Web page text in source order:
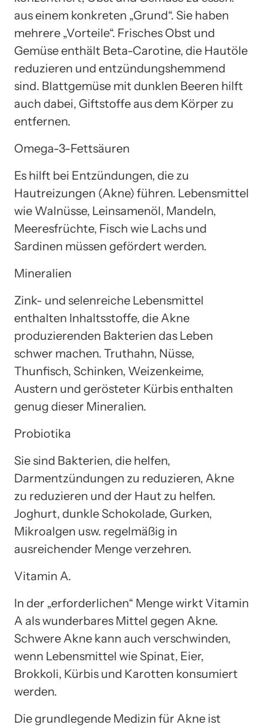
aus einem konkreten „Grund“. Sie haben
mehrere „Vorteile“. Frisches Obst und
Gemüse enthält Beta-Carotine, die Hautöle
reduzieren und entzündungshemmend
sind. Blattgemüse mit dunklen Beeren hilft
auch dabei, Giftstoffe aus dem Körper zu
entfernen.
Omega-3-Fettsäuren
Es hilft bei Entzündungen, die zu
Hautreizungen (Akne) führen. Lebensmittel
wie Walnüsse, Leinsamenöl, Mandeln,
Meeresfrüchte, Fisch wie Lachs und
Sardinen müssen gefördert werden.
Mineralien
Zink- und selenreiche Lebensmittel
enthalten Inhaltsstoffe, die Akne
produzierenden Bakterien das Leben
schwer machen. Truthahn, Nüsse,
Thunfisch, Schinken, Weizenkeime,
Austern und gerösteter Kürbis enthalten
genug dieser Mineralien.
Probiotika
Sie sind Bakterien, die helfen,
Darmentzündungen zu reduzieren, Akne
zu reduzieren und der Haut zu helfen.
Joghurt, dunkle Schokolade, Gurken,
Mikroalgen usw. regelmäßig in
ausreichender Menge verzehren.
Vitamin A.
In der „erforderlichen“ Menge wirkt Vitamin
A als wunderbares Mittel gegen Akne.
Schwere Akne kann auch verschwinden,
wenn Lebensmittel wie Spinat, Eier,
Brokkoli, Kürbis und Karotten konsumiert
werden.
Die grundlegende Medizin für Akne ist